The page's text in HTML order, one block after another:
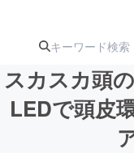
注
スカスカ頭
LEDで頭皮